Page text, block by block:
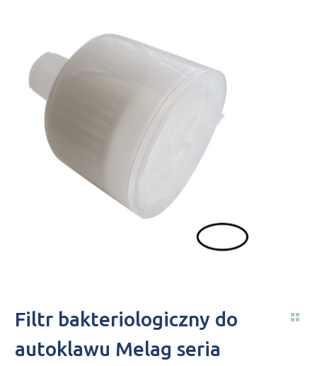
Filtr bakteriologiczny do
autoklawu Melag seria